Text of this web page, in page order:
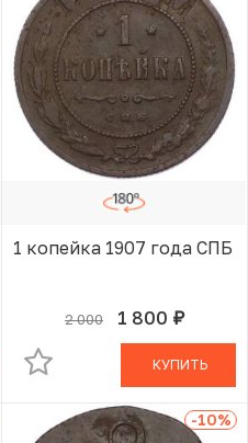
1 копейка 1907 года СПБ
2 000 1 800 руб.
В КОРЗИНЕ
КУПИТЬ
-10%